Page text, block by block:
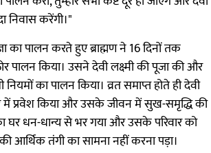
निवास करेंगी।"
का पालन करते हुए ब्राह्मण ने 16 दिनों तक
पालन किया। उसने देवी लक्ष्मी की पूजा की और
का पालन किया। व्रत समाप्त होते ही देवी
में प्रवेश किया और उसके जीवन में सुख-समृद्धि की
का घर धन-धान्य से भर गया और उसके परिवार को
आर्थिक तंगी का सामना नहीं करना पड़ा।